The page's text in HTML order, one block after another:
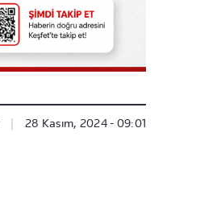
28 Kasım, 2024 - 09:01